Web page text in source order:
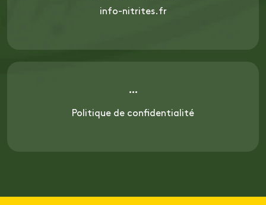
info-nitrites.fr
Politique de confidentialité